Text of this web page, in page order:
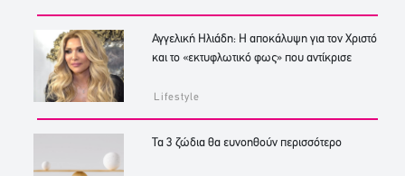
Αγγελική Ηλιάδη: Η αποκάλυψη για τον Χριστό
και το «εκτυφλωτικό φως» που αντίκρισε
Lifestyle
Τα 3 ζώδια θα ευνοηθούν περισσότερο